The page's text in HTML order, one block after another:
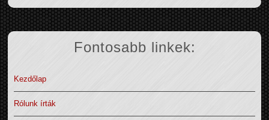
Fontosabb linkek:
Kezdőlap
Rólunk írták